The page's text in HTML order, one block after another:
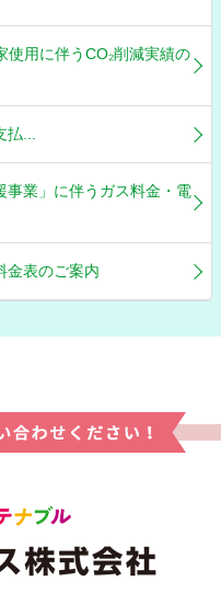
使用に伴うCO₂削減実績の
...
事業」に伴うガス料金・電
金表のご案内